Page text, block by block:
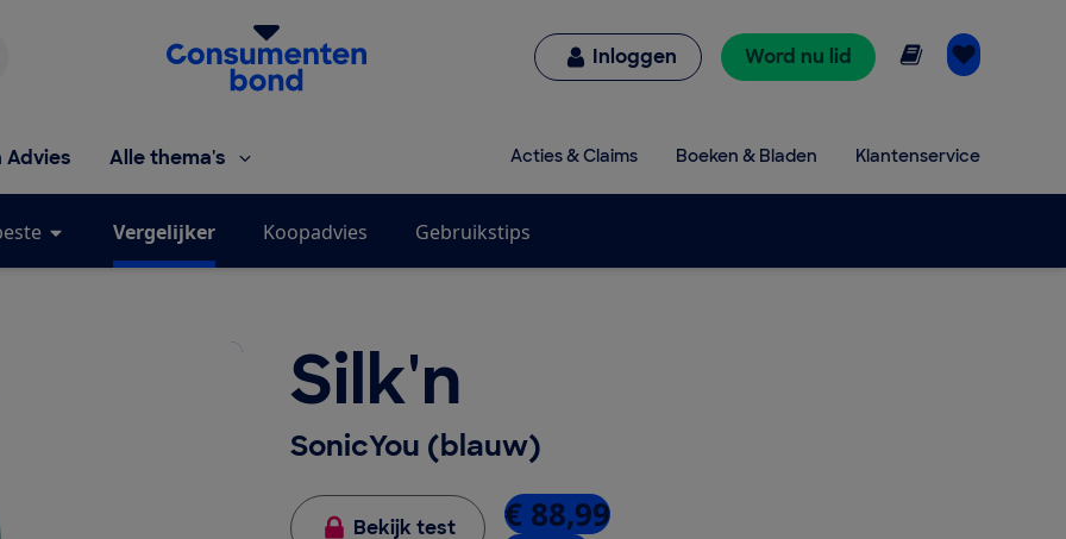
Homepage van de Consumentenbond
Inloggen Word nu lid Online lezen
Advies Alle thema's Acties & Claims Boeken & Bladen Klantenservice
Vergelijker Koopadvies Gebruikstips
Silk'n
SonicYou (blauw)
Bekijk test € 88,99